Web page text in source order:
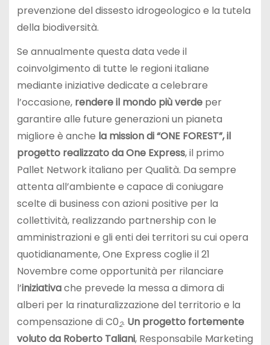
prevenzione del dissesto idrogeologico e la tutela
della biodiversità.
Se annualmente questa data vede il
coinvolgimento di tutte le regioni italiane
mediante iniziative dedicate a celebrare
l’occasione, rendere il mondo più verdeper
garantire alle future generazioni un pianeta
migliore è anche la mission di “ONE FOREST”, il
progetto realizzato da One Express, il primo
Pallet Network italiano per Qualità. Da sempre
attenta all’ambiente e capace di coniugare
scelte di business con azioni positive per la
collettività, realizzando partnership con le
amministrazioni e gli enti dei territori su cui opera
quotidianamente, One Express coglie il 21
Novembre come opportunità per rilanciare
l’iniziativache prevede la messa a dimora di
alberi per la rinaturalizzazione del territorio e la
compensazione di C02. Un progetto fortemente
voluto da Roberto Taliani, Responsabile Marketing